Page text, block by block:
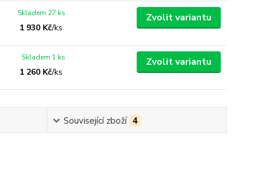
1 930 Kč/ks
Skladem 27 ks Zvolit variantu
1 260 Kč/ks
Skladem 1 ks Zvolit variantu
Související zboží 4